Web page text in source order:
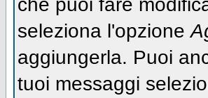
seleziona l'opzione
aggiungerla. Puoi
tuoi messaggi